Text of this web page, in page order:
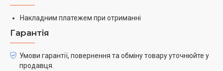
хвилин.
Індикатор заряду батареї
Світлодіодний індикатор батареї дозволяє легко
перевірити стан батареї, щоб бути спокійним.
Накладним платежем при отриманні
Гарантія
Умови гарантії, повернення та обміну товару уточнюйте у
продавця.